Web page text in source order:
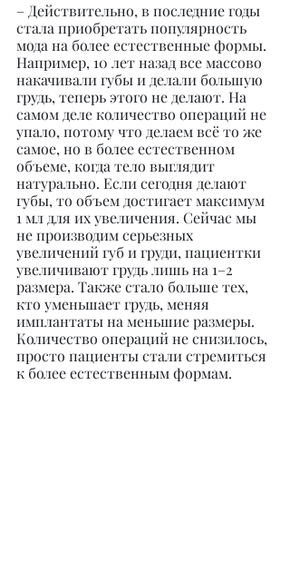
– Действительно, в последние годы
стала приобретать популярность
мода на более естественные формы.
Например, 10 лет назад все массово
накачивали губы и делали большую
грудь, теперь этого не делают. На
самом деле количество операций не
упало, потому что делаем всё то же
самое, но в более естественном
объеме, когда тело выглядит
натурально. Если сегодня делают
губы, то объем достигает максимум
1 мл для их увеличения. Сейчас мы
не производим серьезных
увеличений губ и груди, пациентки
увеличивают грудь лишь на 1–2
размера. Также стало больше тех,
кто уменьшает грудь, меняя
имплантаты на меньшие размеры.
Количество операций не снизилось,
просто пациенты стали стремиться
к более естественным формам.